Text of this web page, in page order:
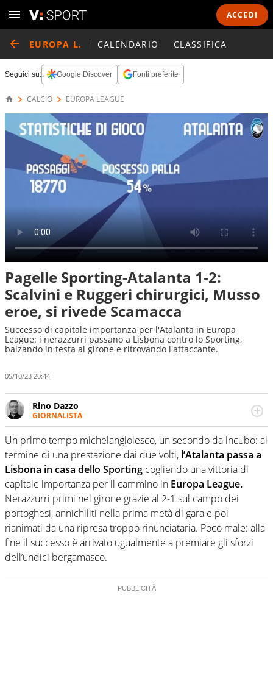
ACCEDI
EUROPA L. CALENDARIO CLASSIFICA
Seguici su: Google Discover Fonti preferite
CALCIO EUROPA LEAGUE
Pagelle Sporting-Atalanta 1-2:
Scalvini e Ruggeri chirurgici, Musso
eroe, si rivede Scamacca
Successo di capitale importanza per l'Atalanta in Europa
League: i nerazzurri passano a Lisbona contro lo Sporting,
balzando in testa al girone e ritrovando l'attaccante.
05/10/23 20:44
Rino Dazzo
GIORNALISTA
Se mai ci fosse modo di traslare il glossario del calcio in
una nicchia di esperti, lui ne farebbe parte. Non si perde
una svista arbitrale né gli umori social del mondo delle
curve
Un primo tempo michelangiolesco, un secondo da incubo: al
termine di una prestazione dai due volti, l’Atalanta passa a
Lisbona in casa dello Sporting cogliendo una vittoria di
capitale importanza per il cammino in Europa League.
Nerazzurri primi nel girone grazie al 2-1 sul campo dei
portoghesi, annichiliti nella prima metà di gara e poi
rianimati da una ripresa troppo rinunciataria. Poco male: alla
fine il successo è arrivato ugualmente a premiare gli sforzi
dell’undici bergamasco.